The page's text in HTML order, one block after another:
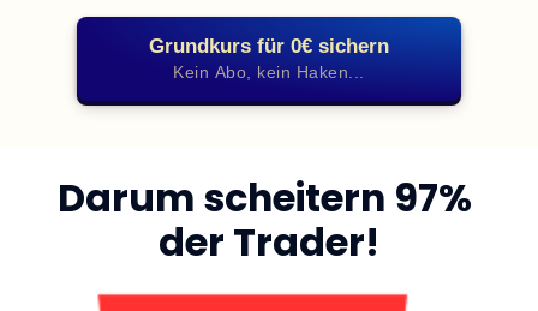
Grundkurs für 0€ sichern
Kein Abo, kein Haken...
Darum scheitern 97%
der Trader!